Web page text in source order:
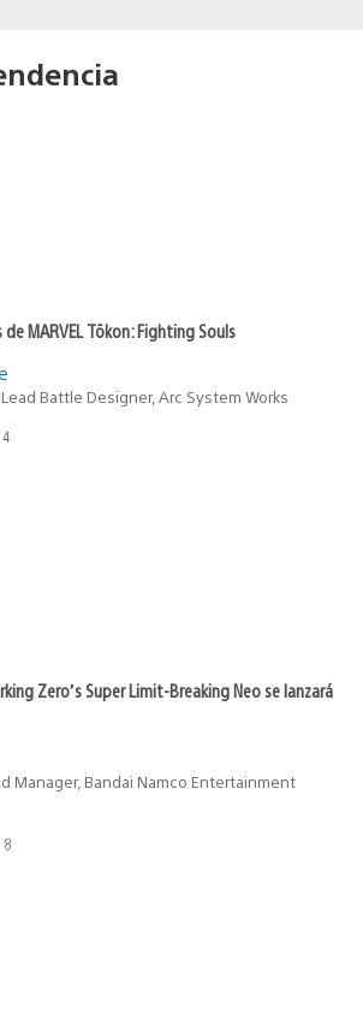
MARVEL Tōkon: Fighting Souls
Battle Designer, Arc System Works
4
Zero’s Super Limit-Breaking Neo se lanzará
Manager, Bandai Namco Entertainment
8